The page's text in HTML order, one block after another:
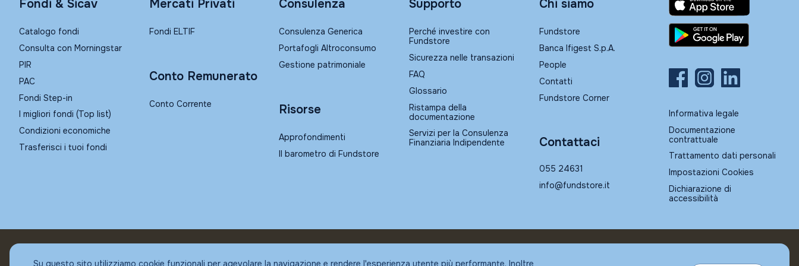
Fondi & Sicav
Catalogo fondi
Consulta con Morningstar
PIR
PAC
Fondi Step-in
I migliori fondi (Top list)
Condizioni economiche
Trasferisci i tuoi fondi
Mercati Privati
Fondi ELTIF
Conto Remunerato
Conto Corrente
Consulenza
Consulenza Generica
Portafogli Altroconsumo
Gestione patrimoniale
Risorse
Approfondimenti
Il barometro di Fundstore
Supporto
Perché investire con
Fundstore
Sicurezza nelle transazioni
FAQ
Glossario
Ristampa della
documentazione
Servizi per la Consulenza
Finanziaria Indipendente
Chi siamo
Fundstore
Banca Ifigest S.p.A.
People
Contatti
Fundstore Corner
Contattaci
055 24631
info@fundstore.it
Informativa legale
Documentazione
contrattuale
Trattamento dati personali
Impostazioni Cookies
Dichiarazione di
accessibilità
Su questo sito utilizziamo cookie funzionali per agevolare la navigazione e rendere l'esperienza utente più performante. Inoltre